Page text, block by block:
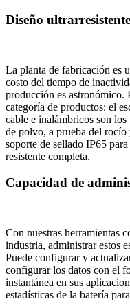
Diseño ultrarresistente
La planta de fabricación es
costo del tiempo de
producción es astronómico.
categoría de productos: el
cable e inalámbricos son los
de polvo, a prueba del rocío
soporte de sellado IP65
resistente completa.
Capacidad de
Con nuestras herramientas
industria, administrar estos
Puede configurar y
configurar los datos con el
instantánea en sus
estadísticas de la batería